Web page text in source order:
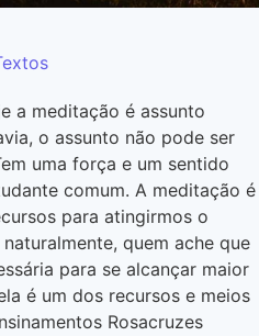
a meditação é assunto
o assunto não pode ser
uma força e um sentido
comum. A meditação é
para atingirmos o
quem ache que
para se alcançar maior
é um dos recursos e meios
Rosacruzes